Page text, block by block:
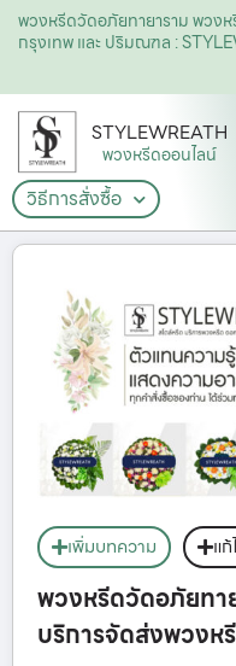
พวงหรีดวัดอภัยทายาราม พวง
กรุงเทพ และ ปริมณฑล :
STYLEWREATH
พวงหรีดออนไลน์
วิธีการสั่งซื้อ
เพิ่มบทความ แ
พวงหรีดวัดอภัยทา
บริการจัดส่งพวงห